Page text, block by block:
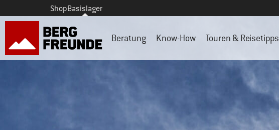
ShopBasislager
Beratung Know-How Touren & Reisetipps